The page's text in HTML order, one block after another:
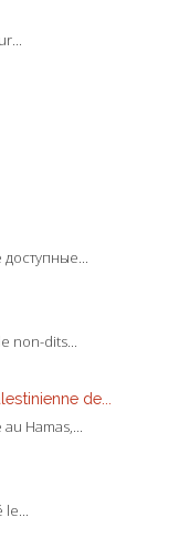
non-dits...
de...
Hamas,...
le...